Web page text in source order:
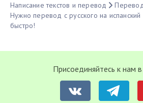
Написание текстов и перевод
Нужно перевод с русского на
быстро!
Присоединяйтесь к нам